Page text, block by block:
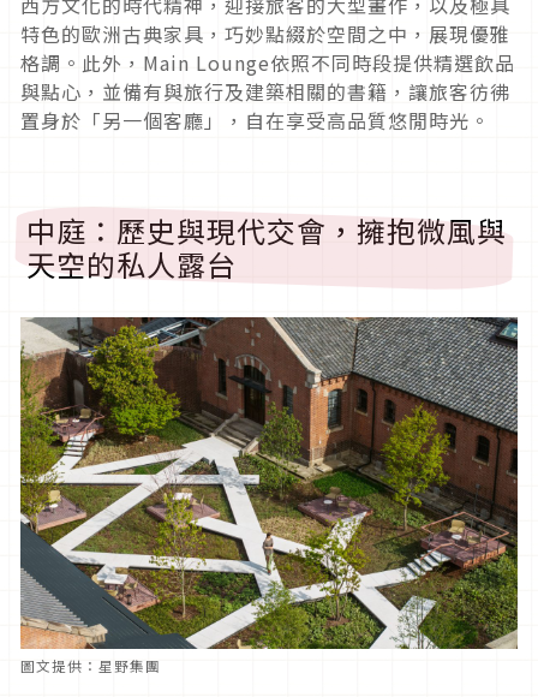
特色的歐洲古典家具，巧妙點綴於空間之中，展現優雅
格調。此外，Main Lounge依照不同時段提供精選飲品
與點心，並備有與旅行及建築相關的書籍，讓旅客彷彿
置身於「另一個客廳」，自在享受高品質悠閒時光。
中庭：歷史與現代交會，擁抱微風與
天空的私人露台
圖文提供：星野集團